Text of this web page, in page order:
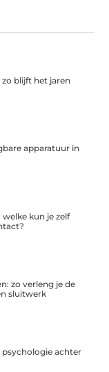
blijft het jaren
apparatuur in
kun je zelf
zo verleng je de
sluitwerk
psychologie achter